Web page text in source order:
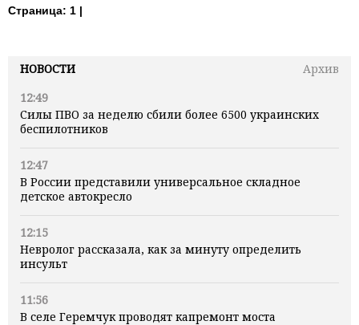
НОВОСТИ
Архив
12:49
Силы ПВО за неделю сбили более 6500 украинских
беспилотников
12:47
В России представили универсальное складное
детское автокресло
12:15
Невролог рассказала, как за минуту определить
инсульт
11:56
В селе Геремчук проводят капремонт моста
Страница: 1 |